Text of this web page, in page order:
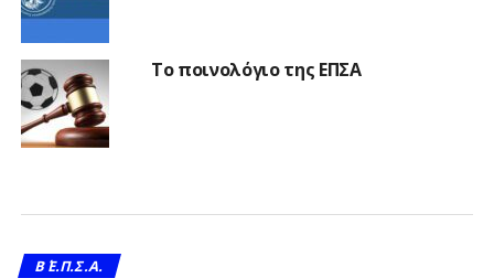
Το ποινολόγιο της ΕΠΣΑ
Β΄ Ε.Π.Σ.Α.